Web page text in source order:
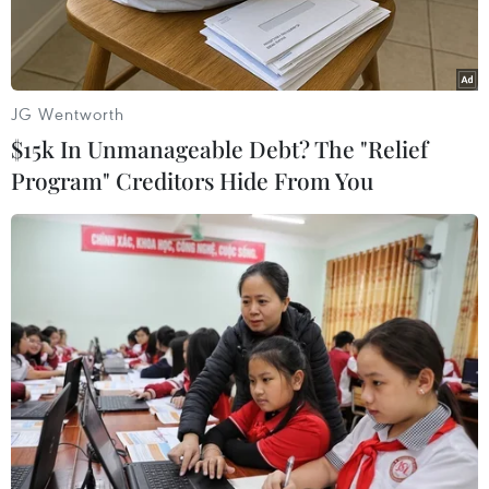
Lắp đặt camera trên xe du lịch. (Ảnh: Nguyễn Sơn/TTXVN)
Sở Giao thông Vận tải Hà Nội có Công văn số
4155/SGTVT-QLVT yêu cầu các đơn vị kinh
doanh vận tải bằng xe ôtô (xe ôtô kinh doanh
vận tải hành khách có sức chứa từ 9 chỗ (kể cả
JG Wentworth
$15k In Unmanageable Debt? The "Relief
Program" Creditors Hide From You